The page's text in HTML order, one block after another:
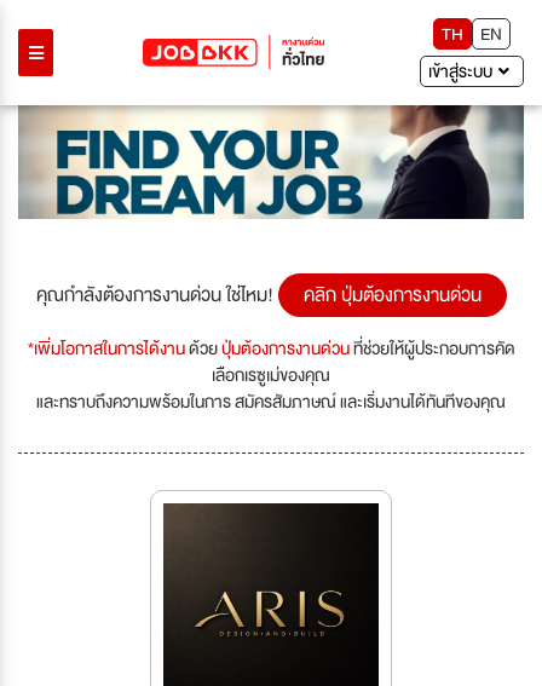
TH
EN
เข้าสู่ระบบ
คุณกำลังต้องการงานด่วน ใช่ไหม! คลิก ปุ่มต้องการงานด่วน
*เพิ่มโอกาสในการได้งานด้วยปุ่มต้องการงานด่วนที่ช่วยให้ผู้ประกอบการคัด
เลือกเรซูเม่ของคุณ
และทราบถึงความพร้อมในการ สมัครสัมภาษณ์ และเริ่มงานได้ทันทีของคุณ